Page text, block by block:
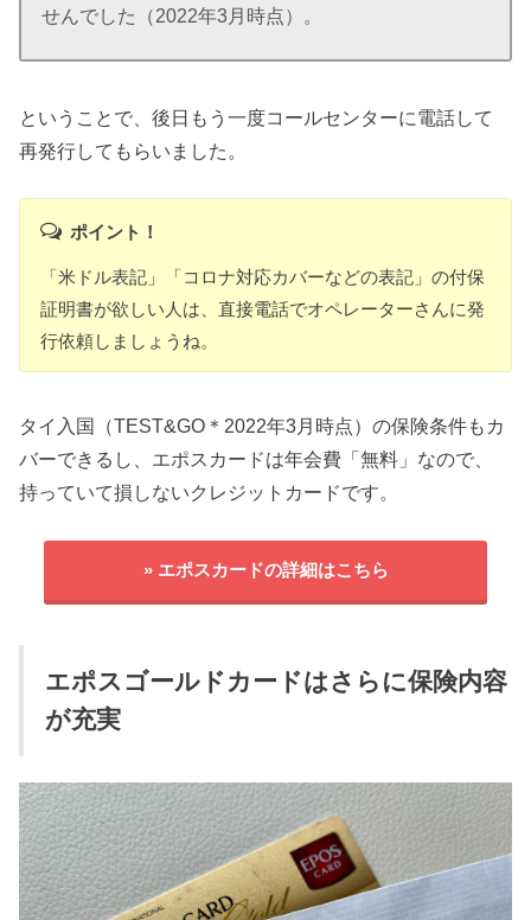
せんでした（2022年3月時点）。
ということで、後日もう一度コールセンターに電話して
再発行してもらいました。
ポイント！
「米ドル表記」「コロナ対応カバーなどの表記」の付保
証明書が欲しい人は、直接電話でオペレーターさんに発
行依頼しましょうね。
タイ入国（TEST&GO＊2022年3月時点）の保険条件もカ
バーできるし、エポスカードは年会費「無料」なので、
持っていて損しないクレジットカードです。
» エポスカードの詳細はこちら
エポスゴールドカードはさらに保険内容
が充実